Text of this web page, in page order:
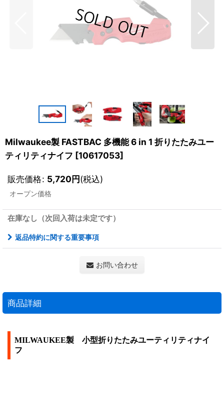
Milwaukee製 FASTBAC 多機能 6 in 1 折りたたみユー
ティリティナイフ [10617053]
販売価格: 5,720円(税込)
オープン価格
在庫なし（次回入荷は未定です）
返品特約に関する重要事項
お問い合わせ
商品詳細
MILWAUKEE製 小型折りたたみユーティリティナイ
フ